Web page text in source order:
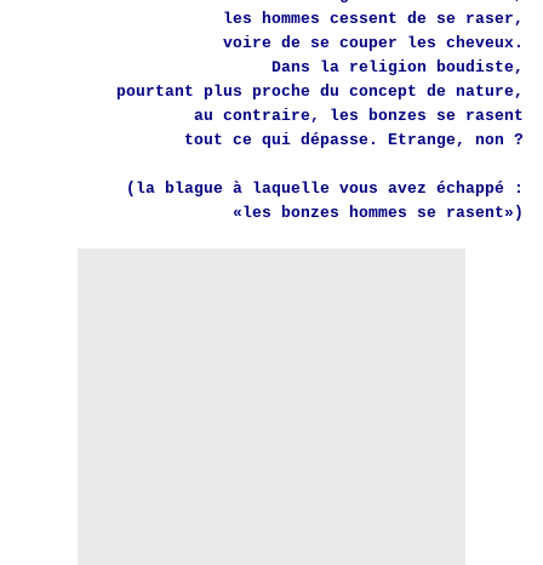
les hommes cessent de se raser,
voire de se couper les cheveux.
Dans la religion boudiste,
pourtant plus proche du concept de nature,
au contraire, les bonzes se rasent
tout ce qui dépasse. Etrange, non ?
(la blague à laquelle vous avez échappé :
«les bonzes hommes se rasent»)